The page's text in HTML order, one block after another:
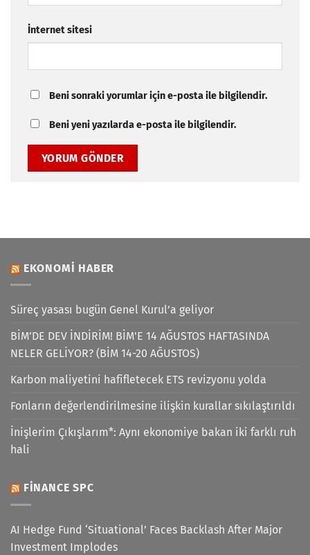
İnternet sitesi
Beni sonraki yorumlar için e-posta ile bilgilendir.
Beni yeni yazılarda e-posta ile bilgilendir.
EKONOMI HABER
Süreç yasası bugün Genel Kurul’a geliyor
BİM’DE DEV İNDİRİM! BİM'E 14 AĞUSTOS HAFTASINDA
NELER GELİYOR? (BİM 14-20 AĞUSTOS)
Karbon maliyetini hafifletecek ETS revizyonu yolda
Fonların değerlendirilmesine ilişkin kurallar sıkılaştırıldı
İnişlerim Çıkışlarım*: Aynı ekonomiye bakan iki farklı ruh
hali
FINANCE SPC
AI Hedge Fund ‘Situational’ Faces Backlash After Major
Investment Implodes